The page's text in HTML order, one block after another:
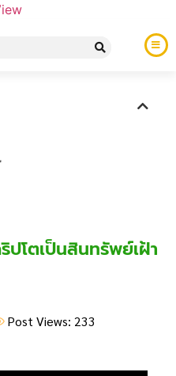
โตเป็นสินทรัพย์เฝ้า
Post Views: 233